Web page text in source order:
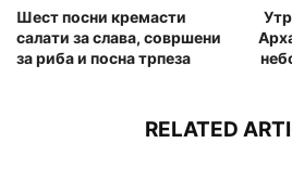
Шест посни кремасти
салати за слава, совршени
за риба и посна трпеза
RELATED